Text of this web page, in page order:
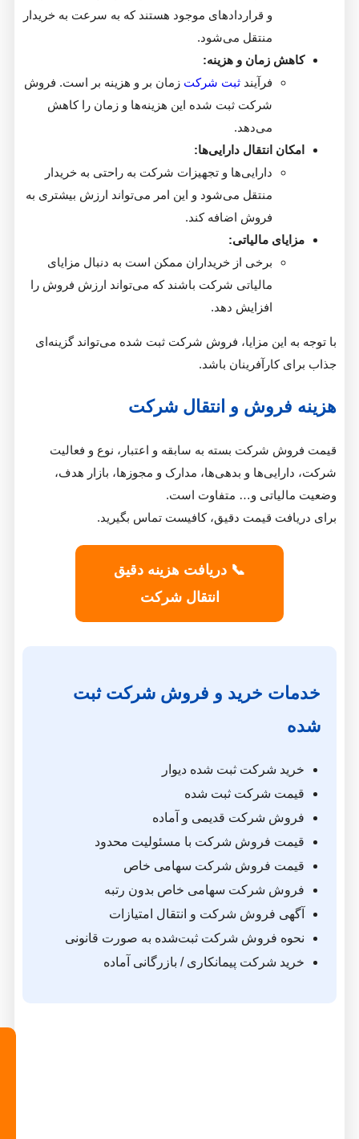
و قراردادهای موجود هستند که به سرعت به خریدار
منتقل می‌شود.
زمان و هزینه:
ثبت شرکتزمان بر و هزینه بر است. فروش
شرکت ثبت شده این هزینه‌ها و زمان را کاهش
انتقال دارایی‌ها:
دارایی‌ها و تجهیزات شرکت به راحتی به خریدار
منتقل می‌شود و این امر می‌تواند ارزش بیشتری به
فروش اضافه کند.
مالیاتی:
برخی از خریداران ممکن است به دنبال مزایای
مالیاتی شرکت باشند که می‌تواند ارزش فروش را
این مزایا، فروش شرکت ثبت شده می‌تواند گزینه‌ای
باشد.
و انتقال شرکت
شرکت بسته به سابقه و اعتبار، نوع و فعالیت
و بدهی‌ها، مدارک و مجوزها، بازار هدف،
و… متفاوت است.
قیمت دقیق، کافیست تماس بگیرید.
📞 دریافت هزینه دقیق
انتقال شرکت
خرید و فروش شرکت ثبت‌
شرکت ثبت شده دیوار
شرکت ثبت شده
شرکت قدیمی و آماده
فروش شرکت با مسئولیت محدود
فروش شرکت سهامی خاص
شرکت سهامی خاص بدون رتبه
فروش شرکت و انتقال امتیازات
فروش شرکت ثبت‌شده به صورت قانونی
شرکت پیمانکاری / بازرگانی آماده